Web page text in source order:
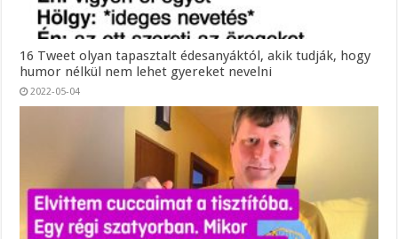
16 Tweet olyan tapasztalt édesanyáktól, akik tudják, hogy
humor nélkül nem lehet gyereket nevelni
2022-05-04